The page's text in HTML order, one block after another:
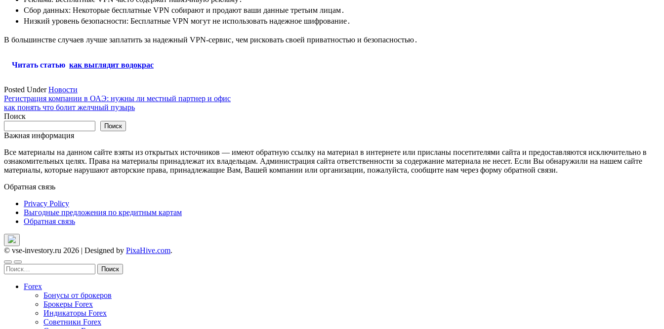
Сбор данных: Некоторые бесплатные VPN собирают и продают ваши данные третьим лицам․
Низкий уровень безопасности: Бесплатные VPN могут не использовать надежное шифрование․
В большинстве случаев лучше заплатить за надежный VPN-сервис‚ чем рисковать своей приватностью и безопасностью․
Читать статью как выглядит водокрас
Posted UnderНовости
Навигация
по
Регистрация компании в ОАЭ: нужны ли местный партнер и офис
как понять что болит желчный пузырь
Поиск
Поиск
Важная информация
Все материалы на данном сайте взяты из открытых источников — имеют обратную ссылку на материал в интернете или присланы посетителями сайта и предоставляются исключительно в
ознакомительных целях. Права на материалы принадлежат их владельцам. Администрация сайта ответственности за содержание материала не несет. Если Вы обнаружили на нашем сайте
материалы, которые нарушают авторские права, принадлежащие Вам, Вашей компании или организации, пожалуйста, сообщите нам через форму обратной связи.
Обратная связь
Privacy Policy
Выгодные предложения по кредитным картам
Обратная связь
© vse-investory.ru 2026 | Designed by PixaHive.com.
Найти:
Forex
Бонусы от брокеров
Брокеры Forex
Индикаторы Forex
Советники Forex